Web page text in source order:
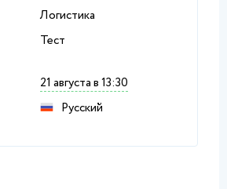
Логистика
Тест
21 августа в 13:30
Русский